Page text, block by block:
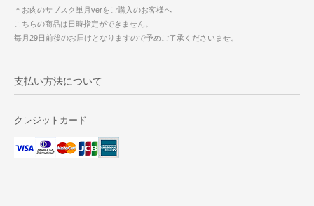
＊お肉のサブスク単月verをご購入のお客様へ
こちらの商品は日時指定ができません。
毎月29日前後のお届けとなりますので予めご了承くださいませ。
支払い方法について
クレジットカード